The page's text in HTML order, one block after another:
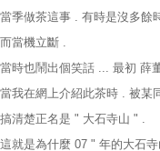
當季做茶這事 . 有時是沒多餘
而當機立斷 .
當時也鬧出個笑話 ... 最初 薛
當我在網上介紹此茶時 . 被某
搞清楚正名是 " 大石寺山 " .
這就是為什麼 07 " 年的大石